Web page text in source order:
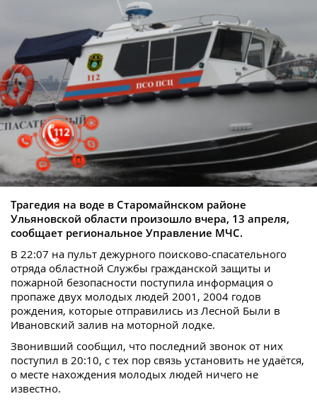
Трагедия на воде в Старомайнском районе
Ульяновской области произошло вчера, 13 апреля,
сообщает региональное Управление МЧС.
В 22:07 на пульт дежурного поисково-спасательного
отряда областной Службы гражданской защиты и
пожарной безопасности поступила информация о
пропаже двух молодых людей 2001, 2004 годов
рождения, которые отправились из Лесной Были в
Ивановский залив на моторной лодке.
Звонивший сообщил, что последний звонок от них
поступил в 20:10, с тех пор связь установить не удаётся,
о месте нахождения молодых людей ничего не
известно.